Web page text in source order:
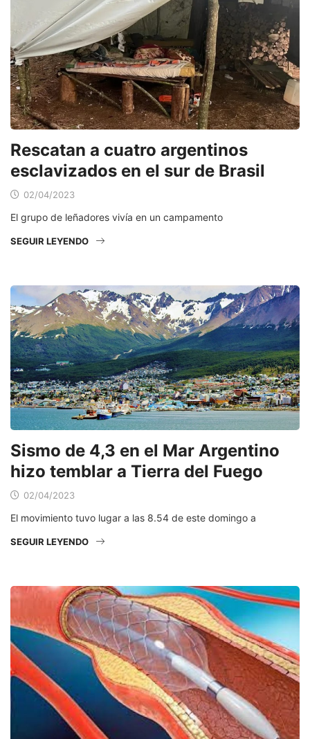
Rescatan a cuatro argentinos
esclavizados en el sur de Brasil
02/04/2023
El grupo de leñadores vivía en un campamento
SEGUIR LEYENDO
Sismo de 4,3 en el Mar Argentino
hizo temblar a Tierra del Fuego
02/04/2023
El movimiento tuvo lugar a las 8.54 de este domingo a
SEGUIR LEYENDO